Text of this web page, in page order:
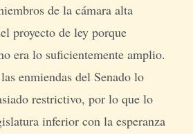
de la cámara alta
proyecto de ley porque
era lo suficientemente amplio.
enmiendas del Senado lo
restrictivo, por lo que lo
inferior con la esperanza